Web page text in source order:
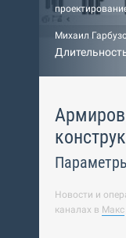
Михаил
Новости и
каналах в Макс